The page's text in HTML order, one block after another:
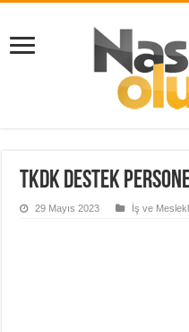
TKDK Destek
29 Mayıs 2023 İş ve